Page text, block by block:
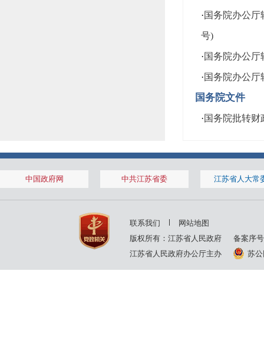
·国务院办公
号)
·国务院办公厅
·国务院办公厅
国务院文件
·国务院批转财
中国政府网 中共江苏省委 江苏省人大常
联系我们
网站地图
版权所有：江苏省人民政府
备案序
江苏省人民政府办公厅主办
苏